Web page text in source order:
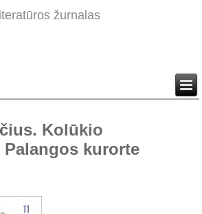
literatūros žurnalas
Kolūkio
kurorte